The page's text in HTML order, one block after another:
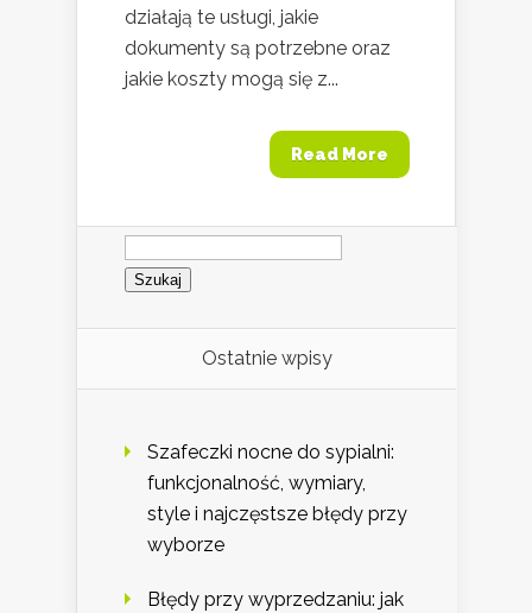
działają te usługi, jakie
dokumenty są potrzebne oraz
jakie koszty mogą się z...
Read More
Szukaj:
Ostatnie wpisy
Szafeczki nocne do sypialni:
funkcjonalność, wymiary,
style i najczęstsze błędy przy
wyborze
Błędy przy wyprzedzaniu: jak